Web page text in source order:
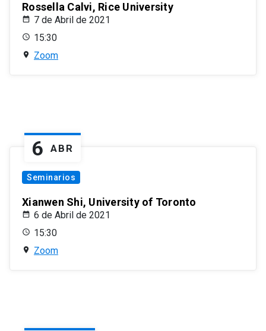
Rossella Calvi, Rice University
7 de Abril de 2021
15:30
Zoom
6 ABR
Seminarios
Xianwen Shi, University of Toronto
6 de Abril de 2021
15:30
Zoom